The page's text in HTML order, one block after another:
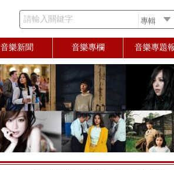
請輸入關鍵字
音樂新聞 音樂專欄 音樂專題